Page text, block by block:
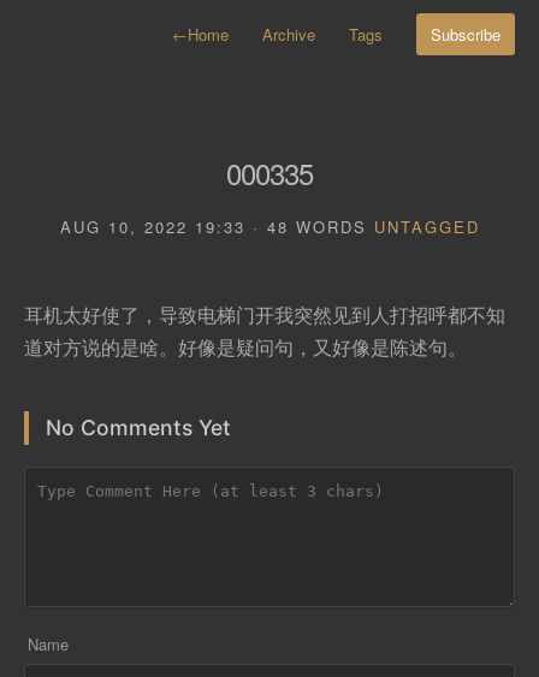
←Home Archive Tags Subscribe
000335
AUG 10, 2022 19:33 · 48 WORDS UNTAGGED
耳机太好使了，导致电梯门开我突然见到人打招呼都不知
道对方说的是啥。好像是疑问句，又好像是陈述句。
No Comments Yet
Name